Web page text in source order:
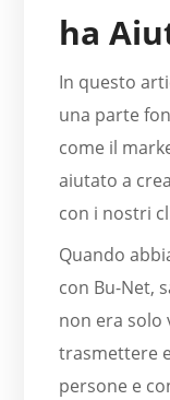
ha
In questo
una parte
come il
aiutato a
con i nostri
Quando
con Bu-Net,
non era solo
trasmettere
persone e